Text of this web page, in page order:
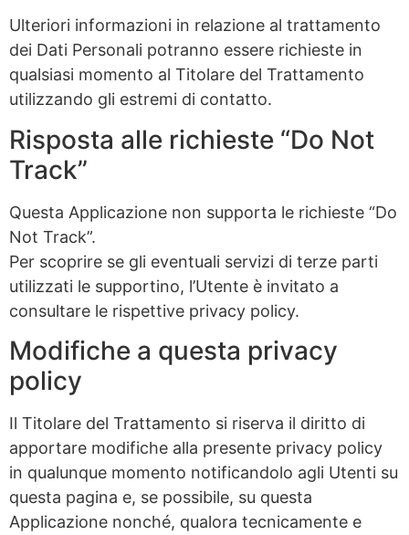
Ulteriori informazioni in relazione al trattamento
dei Dati Personali potranno essere richieste in
qualsiasi momento al Titolare del Trattamento
utilizzando gli estremi di contatto.
Risposta alle richieste “Do Not
Track”
Questa Applicazione non supporta le richieste “Do
Not Track”.
Per scoprire se gli eventuali servizi di terze parti
utilizzati le supportino, l’Utente è invitato a
consultare le rispettive privacy policy.
Modifiche a questa privacy
policy
Il Titolare del Trattamento si riserva il diritto di
apportare modifiche alla presente privacy policy
in qualunque momento notificandolo agli Utenti su
questa pagina e, se possibile, su questa
Applicazione nonché, qualora tecnicamente e